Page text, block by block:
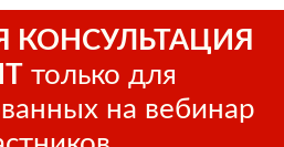
КОНСУЛЬТАЦИЯ
только для
на вебинар